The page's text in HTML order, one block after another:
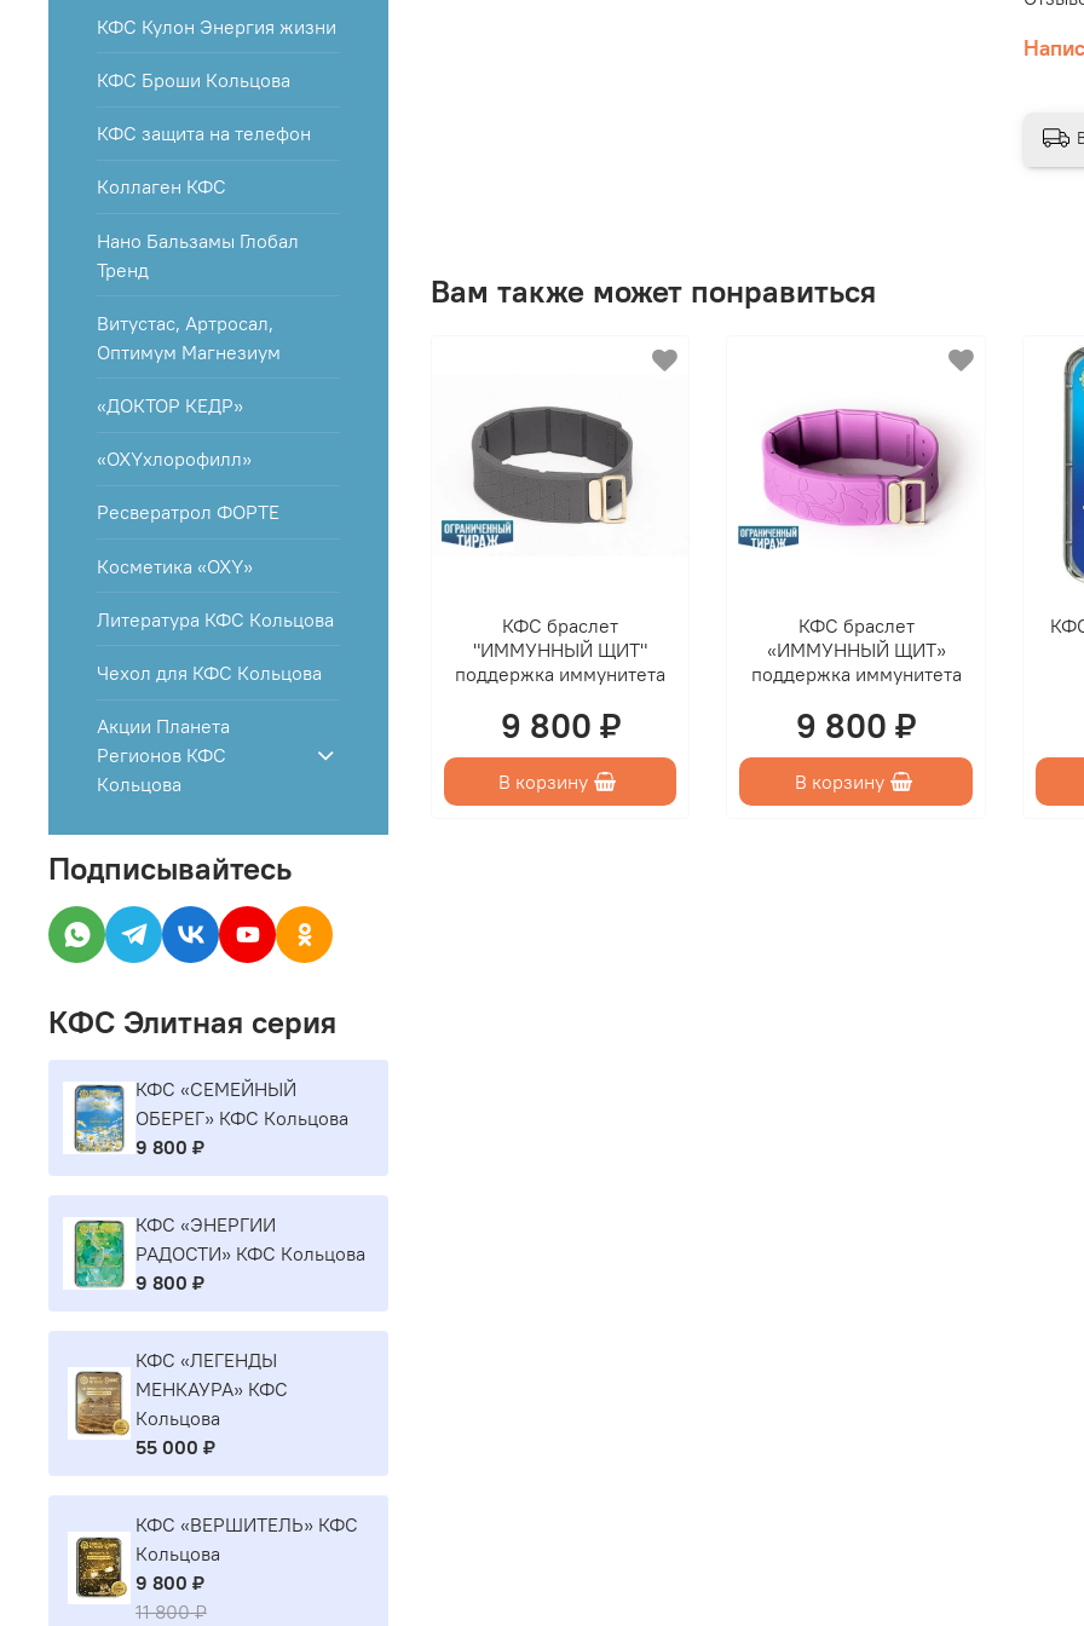
Вам также может понравиться
КФС браслет
"ИММУННЫЙ ЩИТ"
поддержка иммунитета
9 800 ₽
В корзину
КФС браслет
«ИММУННЫЙ ЩИТ»
поддержка иммунитета
9 800 ₽
В корзину
КФС Кулон Энергия жизни
КФС Броши Кольцова
КФС защита на телефон
Коллаген КФС
Нано Бальзамы Глобал
Тренд
Витустас, Артросал,
Оптимум Магнезиум
«ДОКТОР КЕДР»
«OXYхлорофилл»
Ресвератрол ФОРТЕ
Косметика «OXY»
Литература КФС Кольцова
Чехол для КФС Кольцова
Акции Планета
Регионов КФС
Кольцова
Подписывайтесь
КФС Элитная серия
КФС «СЕМЕЙНЫЙ
ОБЕРЕГ» КФС Кольцова
9 800 ₽
КФС «ЭНЕРГИИ
РАДОСТИ» КФС Кольцова
9 800 ₽
КФС «ЛЕГЕНДЫ
МЕНКАУРА» КФС
Кольцова
55 000 ₽
КФС «ВЕРШИТЕЛЬ» КФС
Кольцова
9 800 ₽
11 800 ₽